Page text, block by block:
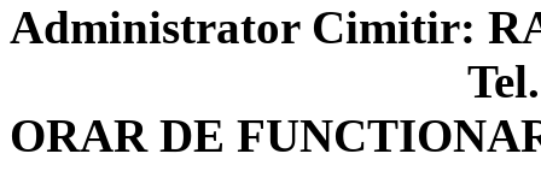
Administrator Cimitir:
Tel. 0244-
ORAR DE